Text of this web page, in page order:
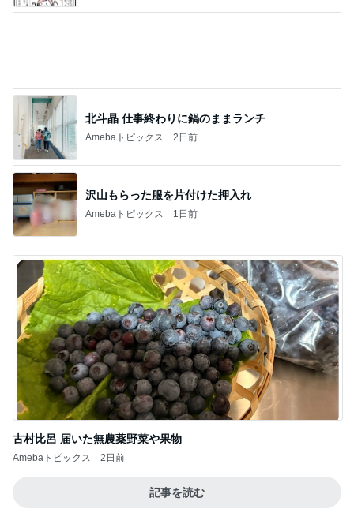
沢山もらった服を片付けた押入れ
Amebaトピックス 1日前
古村比呂 届いた無農薬野菜や果物
Amebaトピックス 2日前
記事を読む
Amebaトピックス 1日前